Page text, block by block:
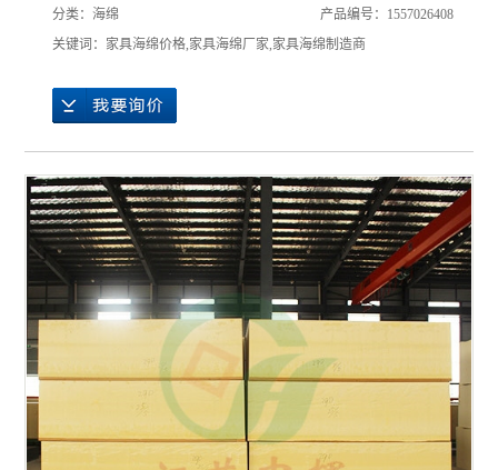
分类：海绵
产品编号：1557026408
关键词： 家具海绵价格 家具海绵厂家 家具海绵制造商